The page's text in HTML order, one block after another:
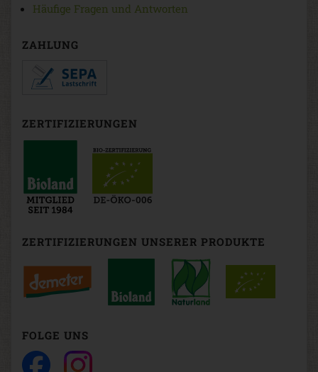
Häufige Fragen und Antworten
ZAHLUNG
ZERTIFIZIERUNGEN
ZERTIFIZIERUNGEN UNSERER PRODUKTE
FOLGE UNS